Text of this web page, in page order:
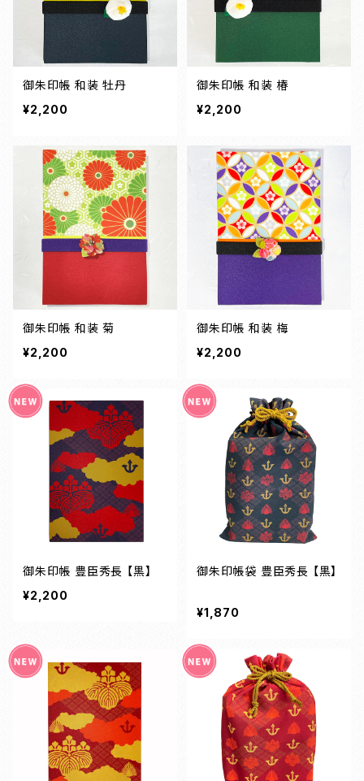
御朱印帳 和装 牡丹
¥2,200
御朱印帳 和装 椿
¥2,200
御朱印帳 和装 菊
¥2,200
御朱印帳 和装 梅
¥2,200
御朱印帳 豊臣秀長 【黒】
¥2,200
御朱印帳袋 豊臣秀長 【黒】
¥1,870